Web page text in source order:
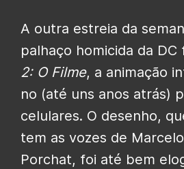
A outra estreia da
palhaço homicida da DC
2: O Filme, a animação
no (até uns anos atrás)
celulares. O desenho,
tem as vozes de
Porchat, foi até bem